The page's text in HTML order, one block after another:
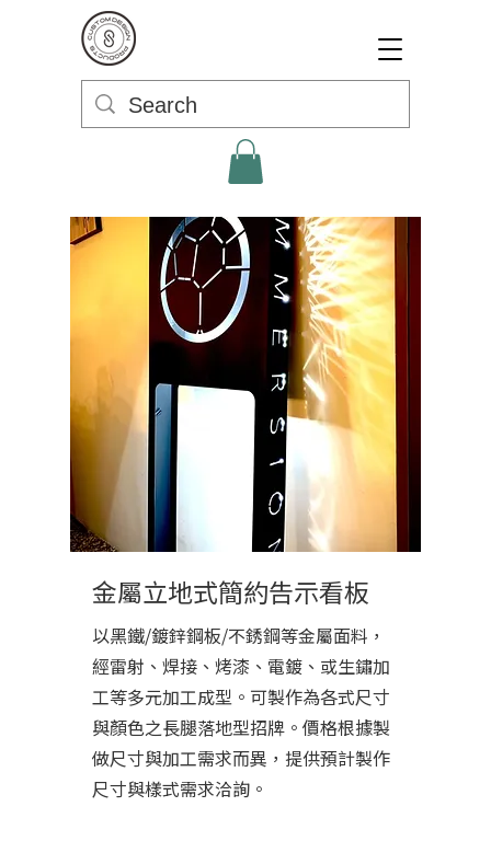
金屬立地式簡約告示看板
以黑鐵/鍍鋅鋼板/不銹鋼等金屬面料，
經雷射、焊接、烤漆、電鍍、或生鏽加
工等多元加工成型。可製作為各式尺寸
與顏色之長腿落地型招牌。價格根據製
做尺寸與加工需求而異，提供預計製作
尺寸與樣式需求洽詢。